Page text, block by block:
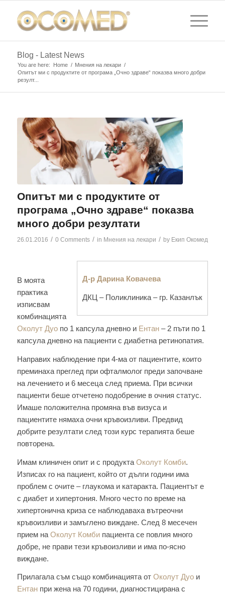
Blog - Latest News
You are here: Home / Мнения на лекари /
Опитът ми с продуктите от програма „Очно здраве“ показва много добри
резулт...
Опитът ми с продуктите от
програма „Очно здраве“ показва
много добри резултати
26.01.2016 / 0 Comments / in Мнения на лекари / by Екип Окомед
Д-р Дарина Ковачева
ДКЦ – Поликлиника – гр. Казанлък
В моята
практика
изписвам
комбинацията
Околут Дуопо 1 капсула дневно и Ентан– 2 пъти по 1
капсула дневно на пациенти с диабетна ретинопатия.
Направих наблюдение при 4-ма от пациентите, които
преминаха преглед при офталмолог преди започване
на лечението и 6 месеца след приема. При всички
пациенти беше отчетено подобрение в очния статус.
Имаше положителна промяна във визуса и
пациентите нямаха очни кръвоизливи. Предвид
добрите резултати след този курс терапията беше
повторена.
Имам клиничен опит и с продукта Околут Комби.
Изписах го на пациент, който от дълги години има
проблем с очите – глаукома и катаракта. Пациентът е
с диабет и хипертония. Много често по време на
хипертонична криза се наблюдаваха вътреочни
кръвоизливи и замъглено виждане. След 8 месечен
прием на Околут Комбипациента се повлия много
добре, не прави тези кръвоизливи и има по-ясно
виждане.
Прилагала съм също комбинацията от Околут Дуои
Ентанпри жена на 70 години, диагностицирана с